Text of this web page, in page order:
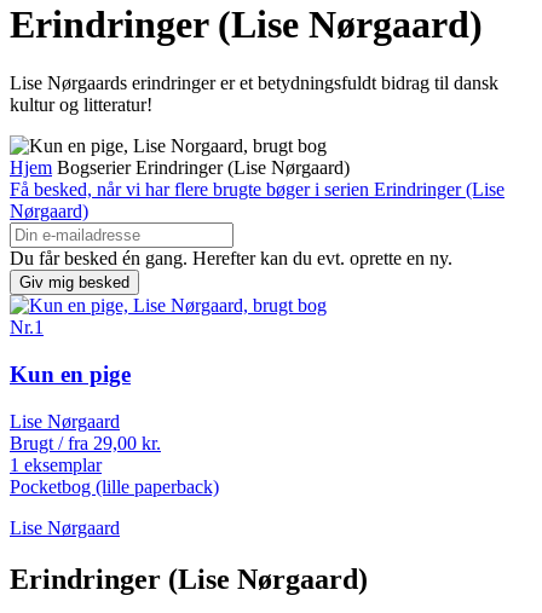
Erindringer (Lise Nørgaard)
Lise Nørgaards erindringer er et betydningsfuldt bidrag til dansk
kultur og litteratur!
Hjem Bogserier Erindringer (Lise Nørgaard)
Få besked, når vi har flere brugte bøger i serien Erindringer (Lise
Nørgaard)
Du får besked én gang. Herefter kan du evt. oprette en ny.
Nr.1
Kun en pige
Lise Nørgaard
Brugt / fra 29,00 kr.
1 eksemplar
Pocketbog (lille paperback)
Lise Nørgaard
Erindringer (Lise Nørgaard)